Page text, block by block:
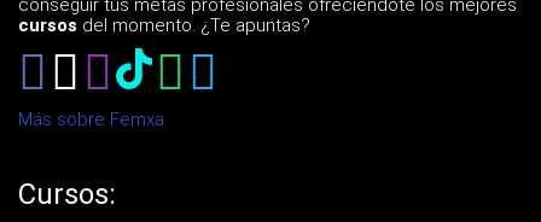
conseguir tus metas profesionales ofreciéndote los mejores
cursos del momento. ¿Te apuntas?
Más sobre Femxa
Cursos: